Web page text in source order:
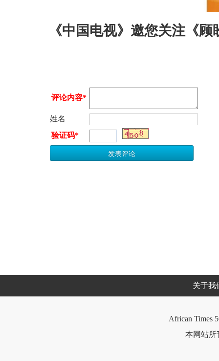
《中国电视》邀您关注《
评论内容*
姓名
验证码*
关于我
African Times
本网站所